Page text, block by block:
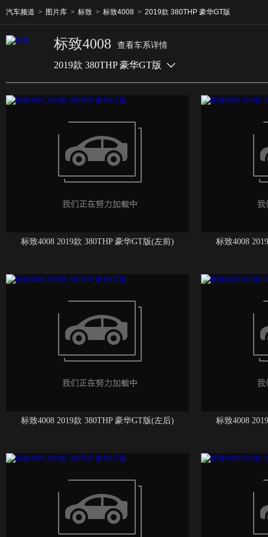
汽车频道 > 图片库 > 标致 > 标致4008 > 2019款 380THP 豪华GT版
标致4008 查看车系详情
2019款 380THP 豪华GT版
标致4008 2019款 380THP 豪华GT版(左前) 标致4008
标致4008 2019款 380THP 豪华GT版(左后) 标致4008